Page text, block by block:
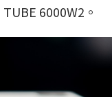
6000W2。